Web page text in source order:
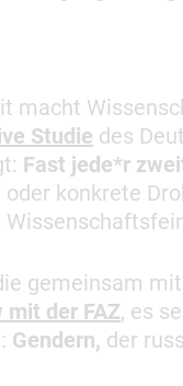
macht
Studie des
Fast jede*r
konkrete
gemeinsam
mit der FAZ, es
Gendern, der